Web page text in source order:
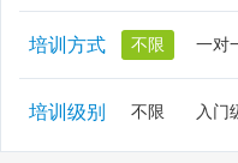
培训方式 不限 一对
培训级别 不限 入门